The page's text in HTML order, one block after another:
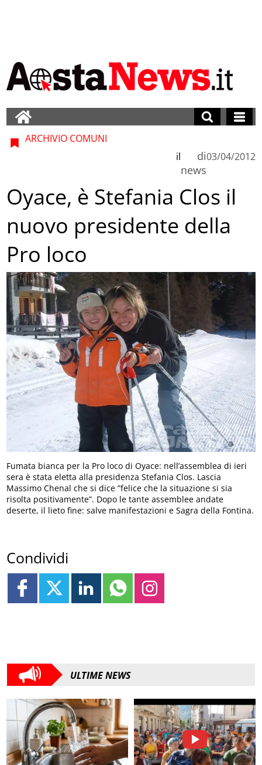
ARCHIVIO COMUNI
di
news
il 03/04/2012
Oyace, è Stefania Clos il
nuovo presidente della
Pro loco
Fumata bianca per la Pro loco di Oyace: nell’assemblea di ieri
sera è stata eletta alla presidenza Stefania Clos. Lascia
Massimo Chenal che si dice ”felice che la situazione si sia
risolta positivamente”. Dopo le tante assemblee andate
deserte, il lieto fine: salve manifestazioni e Sagra della Fontina.
Condividi
ULTIME NEWS